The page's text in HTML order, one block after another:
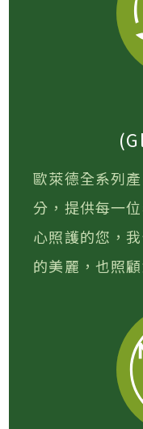
歐萊德全系列
分，提供每一
心照護的您，
的美麗，也照